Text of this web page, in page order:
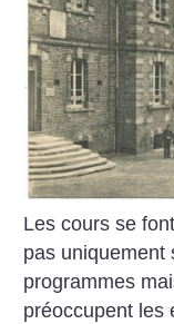
Les cours se
pas uniquement
programmes
préoccupent les